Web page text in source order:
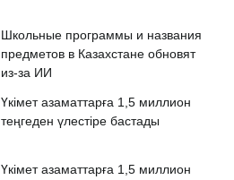
Школьные программы и названия
предметов в Казахстане обновят
из-за ИИ
Үкімет азаматтарға 1,5 миллион
теңгеден үлестіре бастады
Үкімет азаматтарға 1,5 миллион